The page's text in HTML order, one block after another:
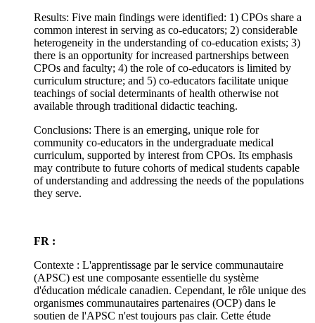
Results: Five main findings were identified: 1) CPOs share a
common interest in serving as co-educators; 2) considerable
heterogeneity in the understanding of co-education exists; 3)
there is an opportunity for increased partnerships between
CPOs and faculty; 4) the role of co-educators is limited by
curriculum structure; and 5) co-educators facilitate unique
teachings of social determinants of health otherwise not
available through traditional didactic teaching.
Conclusions: There is an emerging, unique role for
community co-educators in the undergraduate medical
curriculum, supported by interest from CPOs. Its emphasis
may contribute to future cohorts of medical students capable
of understanding and addressing the needs of the populations
they serve.
FR :
Contexte : L'apprentissage par le service communautaire
(APSC) est une composante essentielle du système
d'éducation médicale canadien. Cependant, le rôle unique des
organismes communautaires partenaires (OCP) dans le
soutien de l'APSC n'est toujours pas clair. Cette étude